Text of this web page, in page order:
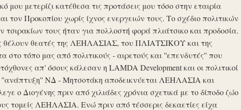
μου μετερίζι κατέθεσα τις προτάσεις μου τόσο στην εταιρία
τον Προκοπίου χωρίς ίχνος ενεργειών τους. Το σχέδιο πολιτικών
τους ήταν για πολλοστή φορά πλιάτσικο και προδοσία.
θεατές της ΛΕΗΛΑΣΙΑΣ, του ΠΛΙΑΤΣΙΚΟΥ και της
τόπο μας από πολιτικούς - αιρετούς και ''επενδυτές'' που
απ' όσους κάλεσαν η LAMDA Development και οι πολιτικοί
''ανάπτυξη'' ΝΔ - Μητσοτάκη αποδεικνύεται ΛΕΗΛΑΣΙΑ και
ο Διογένης πριν από χιλιάδες χρόνια σχετικά με το δίποδο ζώο
τομείς ΛΕΗΛΑΣΙΑ. Ενώ πριν από τέσσερις δεκαετίες είχα